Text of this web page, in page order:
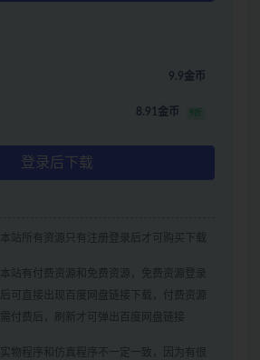
9.9金币
8.91金币 9折
登录后下载
本站所有资源只有注册登录后才可购买下载
本站有付费资源和免费资源，免费资源登录
后可直接出现百度网盘链接下载，付费资源
需付费后，刷新才可弹出百度网盘链接
实物程序和仿真程序不一定一致，因为有很